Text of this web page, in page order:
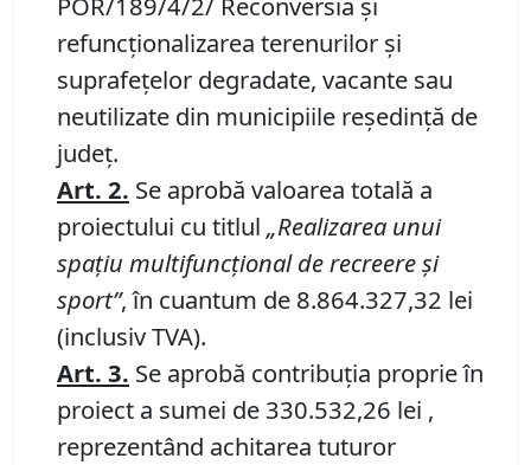
refuncţionalizarea terenurilor şi
suprafeţelor degradate, vacante sau
neutilizate din municipiile reşedinţă de
judeţ.
Art. 2. Se aprobă valoarea totală a
proiectului cu titlul „Realizarea unui
spațiu multifuncțional de recreereși
sport”, în cuantum de 8.864.327,32 lei
(inclusiv TVA).
Art. 3. Se aprobă contribuția proprie în
proiect a sumei de 330.532,26 lei ,
reprezentând achitarea tuturor